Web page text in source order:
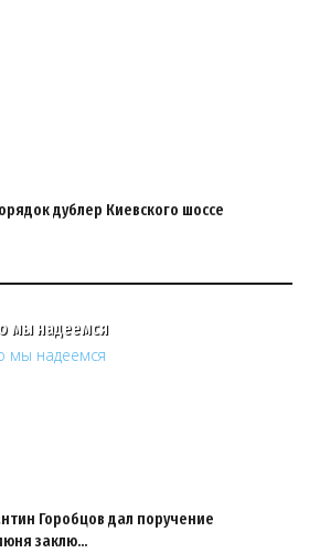
дублер Киевского шоссе
мы надеемся
Горобцов дал поручение
заклю…